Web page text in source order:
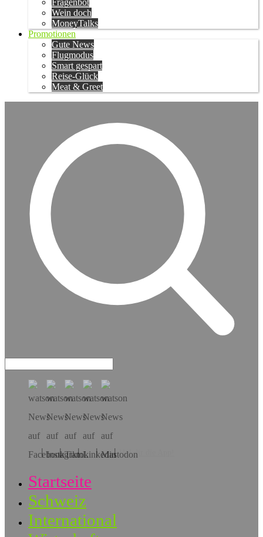
Fragenbot
Wein doch
MoneyTalks
Promotionen
Gute News
Flugmodus
Smart gespart
Reise-Glück
Meat & Greet
Hol dir die App!
Startseite
Schweiz
International